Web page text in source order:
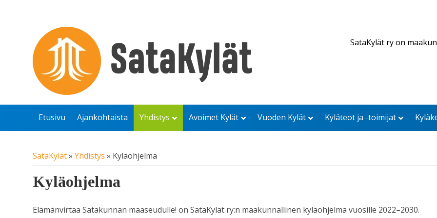
SataKylät ry on
Etusivu Ajankohtaista Yhdistys Avoimet Kylät Vuoden Kylät Kyläteot ja -toimijat
SataKylät»Yhdistys » Kyläohjelma
Kyläohjelma
Elämänvirtaa Satakunnan maaseudulle! on SataKylät ry:n maakunnallinen kyläohjelma vuosille 2022–2030.